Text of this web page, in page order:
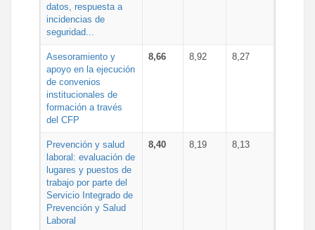
datos, respuesta a
incidencias de
seguridad...
Asesoramiento y
apoyo en la ejecución
de convenios
institucionales de
formación a través
del CFP
8,66 8,92 8,27
Prevención y salud
laboral: evaluación de
lugares y puestos de
trabajo por parte del
Servicio Integrado de
Prevención y Salud
Laboral
8,40 8,19 8,13